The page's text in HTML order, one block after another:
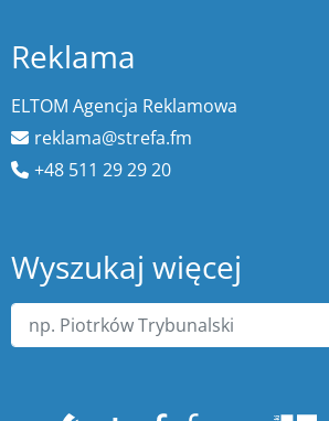
Reklama
ELTOM Agencja Reklamowa
reklama@strefa.fm
+48 511 29 29 20
Wyszukaj więcej